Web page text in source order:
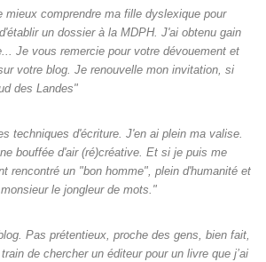
mieux comprendre ma fille dyslexique pour
un dossier à la MDPH. J'ai obtenu gain
Je vous remercie pour votre dévouement et
votre blog. Je renouvelle mon invitation, si
des Landes"
techniques d'écriture. J'en ai plein ma valise.
bouffée d'air (ré)créative. Et si je puis me
rencontré un "bon homme", plein d'humanité et
le jongleur de mots."
Pas prétentieux, proche des gens, bien fait,
de chercher un éditeur pour un livre que j’ai